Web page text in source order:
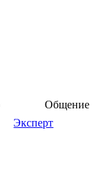
Общение
Эксперт